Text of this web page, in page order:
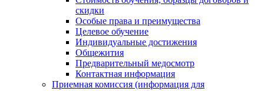
скидки
Особые права и преимущества
Целевое обучение
Индивидуальные достижения
Общежития
Предварительный медосмотр
Контактная информация
Приемная комиссия (информация для